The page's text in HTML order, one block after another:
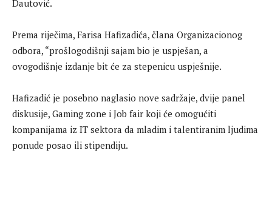
Dautović.
Prema riječima, Farisa Hafizadića, člana Organizacionog
odbora, “prošlogodišnji sajam bio je uspješan, a
ovogodišnje izdanje bit će za stepenicu uspješnije.
Hafizadić je posebno naglasio nove sadržaje, dvije panel
diskusije, Gaming zone i Job fair koji će omogućiti
kompanijama iz IT sektora da mladim i talentiranim ljudima
ponude posao ili stipendiju.